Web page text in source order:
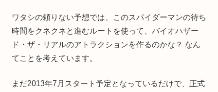
ワタシの頼りない予想では、このスパイダーマンの待ち
時間をクネクネと進むルートを使って、バイオハザー
ド・ザ・リアルのアトラクションを作るのかな？ なん
てことを考えています。
まだ2013年7月スタート予定となっているだけで、正式